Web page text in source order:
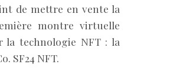
de mettre en vente la
montre virtuelle
la technologie NFT : la
SF24 NFT.